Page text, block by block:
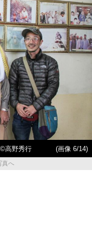
高野秀行
(画像 6/14)
真へ